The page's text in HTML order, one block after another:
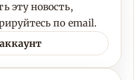
эту новость,
по email.